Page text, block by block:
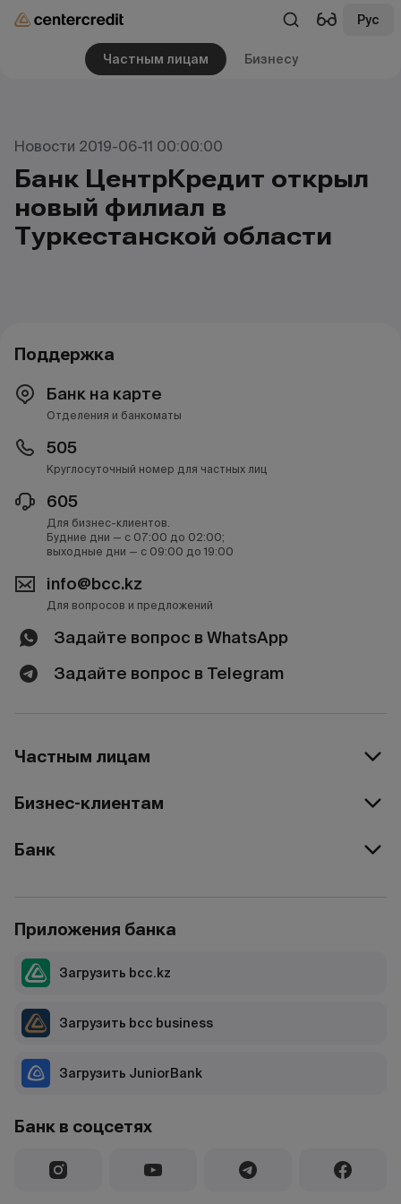
Рус
Частным лицам Бизнесу
Новости 2019-06-11 00:00:00
Банк ЦентрКредит открыл
новый филиал в
Туркестанской области
Поддержка
Банк на карте
Отделения и банкоматы
505
Круглосуточный номер для частных лиц
605
Для бизнес-клиентов.
Будние дни — с 07:00 до 02:00;
выходные дни — с 09:00 до 19:00
info@bcc.kz
Для вопросов и предложений
Задайте вопрос в WhatsApp
Задайте вопрос в Telegram
Частным лицам
Бизнес-клиентам
Банк
Банк в соцсетях
Приложения банка
Загрузить bcc.kz
Загрузить bcc business
Загрузить JuniorBank